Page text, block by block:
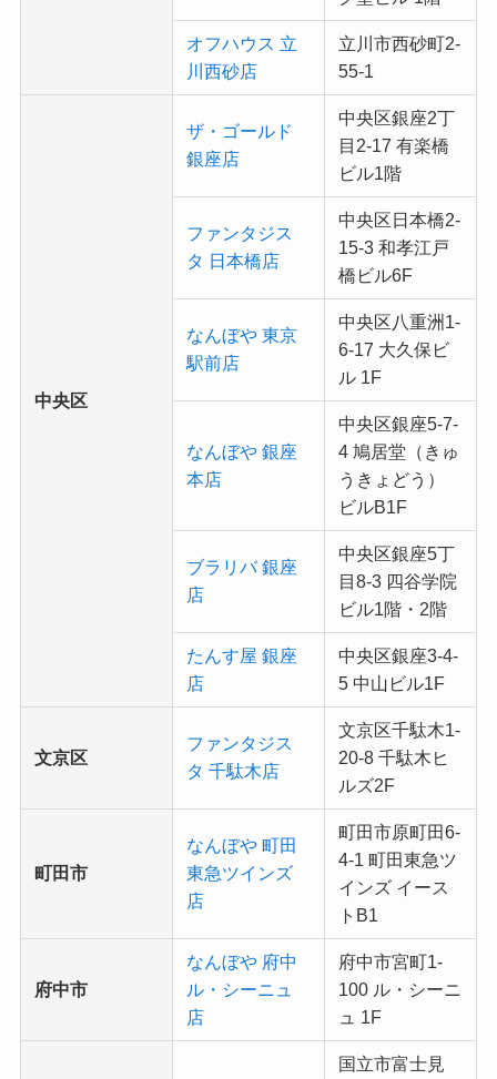
オフハウス 立
川西砂店
立川市西砂町2-
55-1
中央区
ザ・ゴールド
銀座店
中央区銀座2丁
目2-17 有楽橋
ビル1階
ファンタジス
タ 日本橋店
中央区日本橋2-
15-3 和孝江戸
橋ビル6F
なんぼや 東京
駅前店
中央区八重洲1-
6-17 大久保ビ
ル 1F
なんぼや 銀座
本店
中央区銀座5-7-
4 鳩居堂（きゅ
うきょどう）
ビルB1F
ブラリバ 銀座
店
中央区銀座5丁
目8-3 四谷学院
ビル1階・2階
たんす屋 銀座
店
中央区銀座3-4-
5 中山ビル1F
文京区
ファンタジス
タ 千駄木店
文京区千駄木1-
20-8 千駄木ヒ
ルズ2F
町田市
なんぼや 町田
東急ツインズ
店
町田市原町田6-
4-1 町田東急ツ
インズ イース
トB1
府中市
なんぼや 府中
ル・シーニュ
店
府中市宮町1-
100 ル・シーニ
ュ 1F
国立市富士見